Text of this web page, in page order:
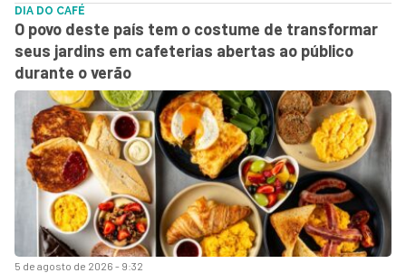
5 de agosto de 2026 - 9:32
DIA DO CAFÉ
O povo deste país tem o costume de transformar
seus jardins em cafeterias abertas ao público
durante o verão